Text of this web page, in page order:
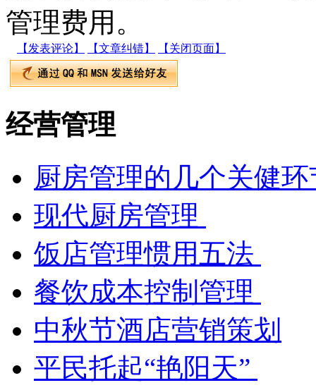
管理费用。
【发表评论】 【文章纠错】 【关闭页面】
经营管理
厨房管理的几个关健
现代厨房管理
饭店管理惯用五法
餐饮成本控制管理
中秋节酒店营销策划
平民托起“艳阳天”